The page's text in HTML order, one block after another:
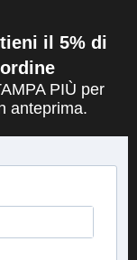
il 5% di
PIÙ per
anteprima.